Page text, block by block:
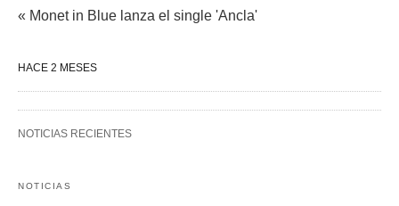
« Monet in Blue lanza el single 'Ancla'
HACE 2 MESES
NOTICIAS RECIENTES
NOTICIAS